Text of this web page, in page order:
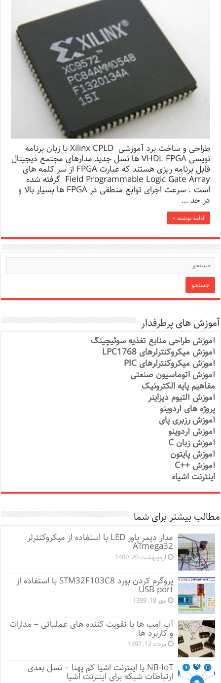
طراحی و ساخت برد آموزشی Xilinx CPLD با زبان برنامه
نویسی VHDL FPGA ها نسل جدید مدارهای مجتمع دیجیتال
قابل برنامه ریزی هستند که عبارت FPGA از سر کلمه های
Field Programmable Logic Gate Array گرفته شده
است . سرعت اجرای توابع منطقی در FPGA ها بسیار بالا و
در حد …
ادامه نوشته »
آموزش های پرطرفدار
آموزش طراحی منابع تغذیه سوئیچینگ
آموزش میکروکنترلرهای LPC1768
آموزش میکروکنترلرهای PIC
آموزش اتوماسیون صنعتی
مفاهیم پایه الکترونیک
آموزش آلتیوم دیزاینر
پروژه های آردوینو
آموزش رزبری پای
آموزش آردوینو
آموزش زبان C
آموزش پایتون
آموزش ++C
اینترنت اشیاء
مطالب بیشتر برای شما
مدار دیمر پاور LED با استفاده از میکروکنترلر
ATmega32
اردیبهشت 20, 1400
پروگرم کردن بورد STM32F103C8 با استفاده از
USB port
مهر 18, 1399
آپ امپ ها یا تقویت کننده های عملیاتی – مدارات
و کاربرد ها
مرداد 12, 1397
NB-IoT یا اینترنت اشیا کم پهنا – نسل بعدی
ارتباطات شبکه برای اینترنت اشیا